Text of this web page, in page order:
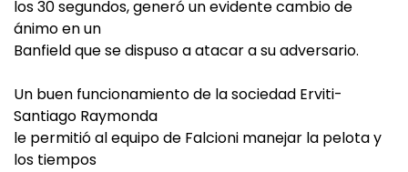
los 30 segundos, generó un evidente cambio de
ánimo en un
Banfield que se dispuso a atacar a su adversario.
Un buen funcionamiento de la sociedad Erviti-
Santiago Raymonda
le permitió al equipo de Falcioni manejar la pelota y
los tiempos